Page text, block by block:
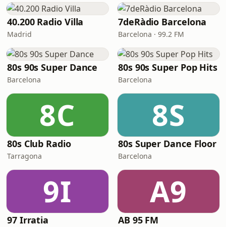
40.200 Radio Villa
Madrid
7deRàdio Barcelona
Barcelona · 99.2 FM
80s 90s Super Dance
Barcelona
80s 90s Super Pop Hits
Barcelona
8C
80s Club Radio
Tarragona
8S
80s Super Dance Floor
Barcelona
9I
97 Irratia
A9
AB 95 FM